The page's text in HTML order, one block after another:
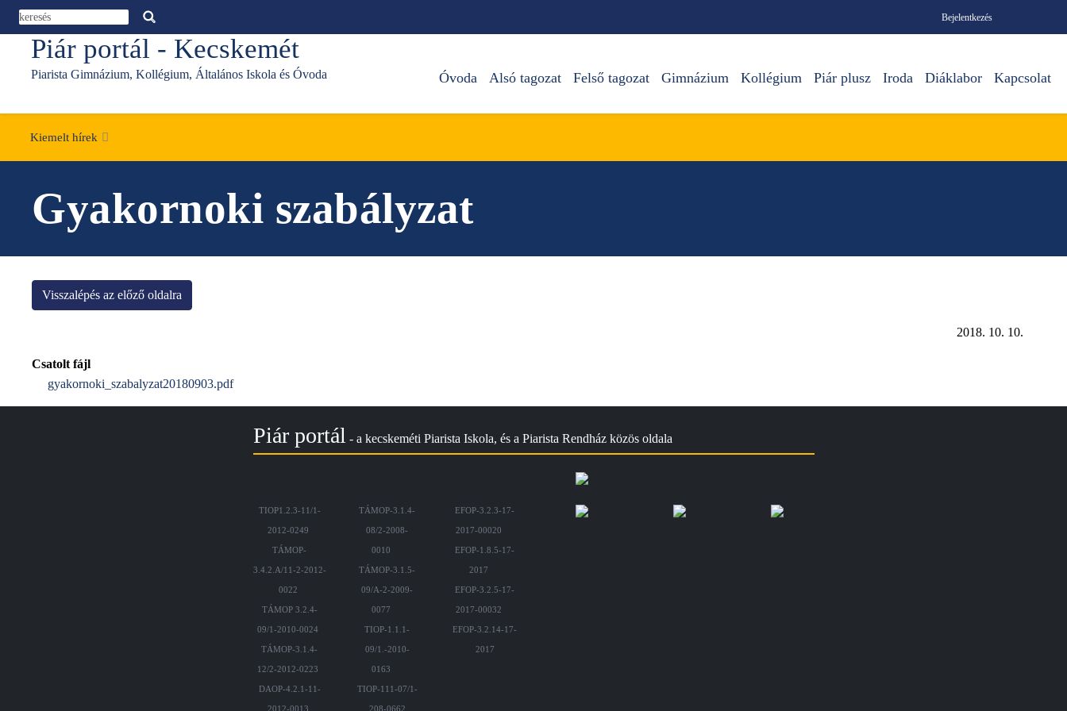
Ugrás a tartalomra
Bejelentkezés
Piár portál - Kecskemét
Piarista Gimnázium, Kollégium, Általános Iskola és Óvoda
Toggle menu
Óvoda Alsó tagozat Felső tagozat Gimnázium Kollégium Piár plusz Iroda Diáklabor Kapcsolat
Kiemelt hírek
Gyakornoki szabályzat
Visszalépés az előző oldalra
2018. 10. 10.
Csatolt fájl
gyakornoki_szabalyzat20180903.pdf
Piár portál - a kecskeméti Piarista Iskola, és a Piarista Rendház közös oldala
TIOP1.2.3-11/1-
2012-0249
TÁMOP-
3.4.2.A/11-2-2012-
0022
TÁMOP 3.2.4-
09/1-2010-0024
TÁMOP-3.1.4-
12/2-2012-0223
DAOP-4.2.1-11-
2012-0013
TÁMOP-3.1.4-
08/2-2008-
0010
TÁMOP-3.1.5-
09/A-2-2009-
0077
TIOP-1.1.1-
09/1.-2010-
0163
TIOP-111-07/1-
208-0662
EFOP-3.2.3-17-
2017-00020
EFOP-1.8.5-17-
2017
EFOP-3.2.5-17-
2017-00032
EFOP-3.2.14-17-
2017